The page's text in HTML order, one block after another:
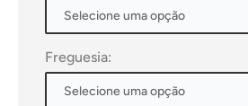
Freguesia: